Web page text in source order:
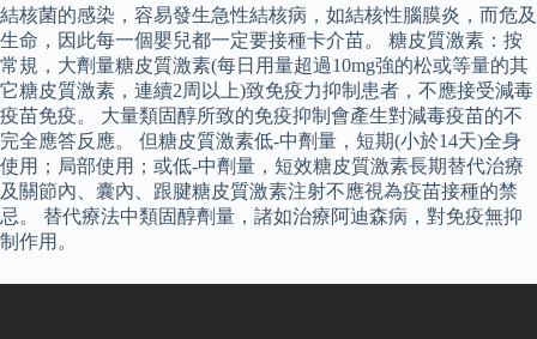
結核菌的感染，容易發生急性結核病，如結核性腦膜炎，而危及
生命，因此每一個嬰兒都一定要接種卡介苗。 糖皮質激素：按
常規，大劑量糖皮質激素(每日用量超過10mg強的松或等量的其
它糖皮質激素，連續2周以上)致免疫力抑制患者，不應接受減毒
疫苗免疫。 大量類固醇所致的免疫抑制會產生對減毒疫苗的不
完全應答反應。 但糖皮質激素低-中劑量，短期(小於14天)全身
使用；局部使用；或低-中劑量，短效糖皮質激素長期替代治療
及關節內、囊內、跟腱糖皮質激素注射不應視為疫苗接種的禁
忌。 替代療法中類固醇劑量，諸如治療阿迪森病，對免疫無抑
制作用。